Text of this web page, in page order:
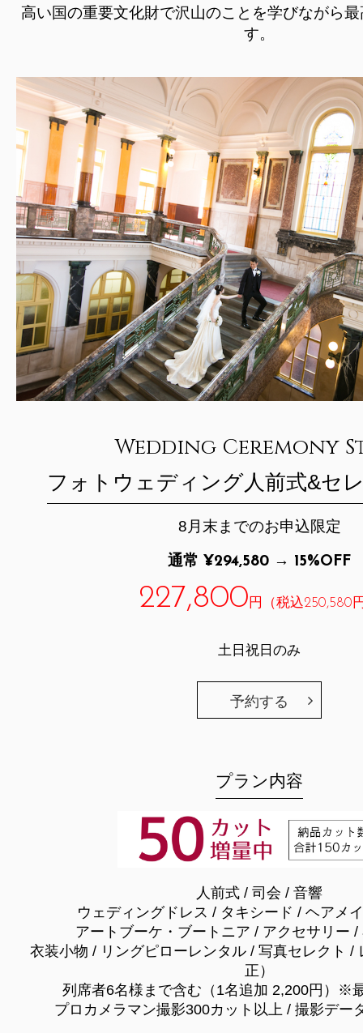
高い国の重要文化財で沢山のことを学びながら
す。
Wedding Ceremony
フォトウェディング人前式&セ
8月末までのお申込限定
通常 ¥294,580 → 15%OFF
227,800 円（税込250,580
土日祝日のみ
予約する
プラン内容
人前式 / 司会 / 音響
ウェディングドレス / タキシード / ヘアメ
アートブーケ・ブートニア / アクセサリー /
衣装小物 / リングピローレンタル / 写真セレクト /
正）
列席者6名様まで含む（1名追加 2,200円）※
プロカメラマン撮影300カット以上 / 撮影デー